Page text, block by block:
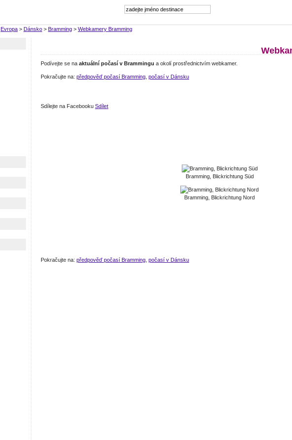
Evropa > Dánsko > Bramming > Webkamery Bramming
Podívejte se na aktuální počasí v Brammingu a okolí prostřednictvím webkamer.
Pokračujte na: předpověď počasí Bramming počasí v Dánsku
Sdílejte na Facebooku Sdílet
Bramming, Blickrichtung Süd
Bramming, Blickrichtung Nord
Pokračujte na: předpověď počasí Bramming počasí v Dánsku